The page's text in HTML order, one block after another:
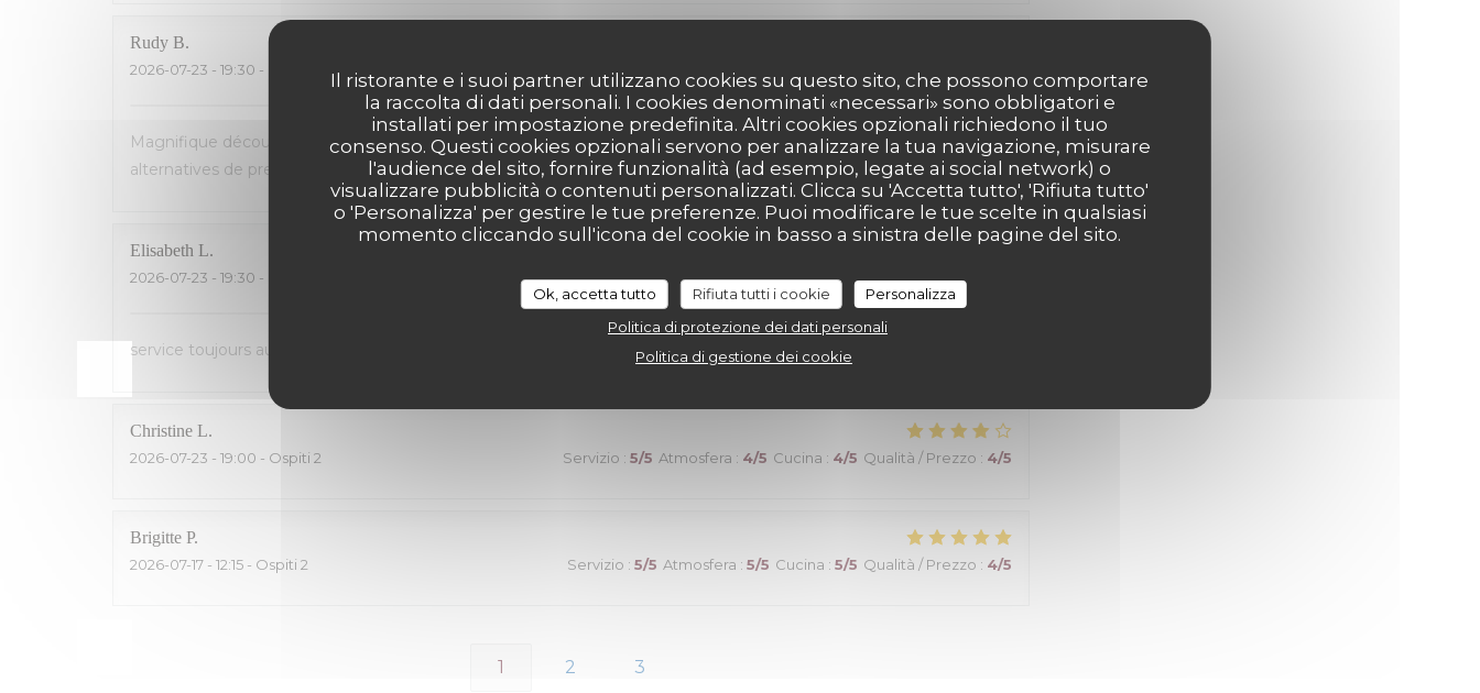
Il ristorante e i suoi partner utilizzano cookies su questo sito, che possono comportare
la raccolta di dati personali. I cookies denominati «necessari» sono obbligatori e
installati per impostazione predefinita. Altri cookies opzionali richiedono il tuo
consenso. Questi cookies opzionali servono per analizzare la tua navigazione, misurare
l'audience del sito, fornire funzionalità (ad esempio, legate ai social network) o
visualizzare pubblicità o contenuti personalizzati. Clicca su 'Accetta tutto', 'Rifiuta tutto'
o 'Personalizza' per gestire le tue preferenze. Puoi modificare le tue scelte in qualsiasi
momento cliccando sull'icona del cookie in basso a sinistra delle pagine del sito.
Ok, accetta tutto Rifiuta tutti i cookie
Personalizza
Politica di protezione dei dati personali
Politica di gestione dei cookie
Rudy B
2026-07-23 - 19:30 - Ospiti 5 Servizio Atmosfera Qualità / Prezzo
Magnifique découverte! Accueil et service parfaits! Un choix exceptionnel de viandes maturees...avec aussi des
alternatives de premier choix (homard, poisson...). Vins fins. Une très belle adresse!
Elisabeth L
2026-07-23 - 19:30 - Ospiti 2 Servizio:5/5 Atmosfera:5/5 Cucina:5 /5 Qualità / Prezzo
service toujours aussi sympa ! Saumon fumé inégalable et ambiance très agréable ;Excellent rapport qualité /prix .
Christine L
2026-07-23 - 19:00 - Ospiti 2 Servizio : 5/5 Atmosfera : 4/5 Cucina : 4/5 Qualità / Prezzo : 4/5
Brigitte P
2026-07-17 - 12:15 - Ospiti 2 Servizio : 5/5 Atmosfera : 5/5 Cucina : 5/5 Qualità / Prezzo : 4/5
1 2 3